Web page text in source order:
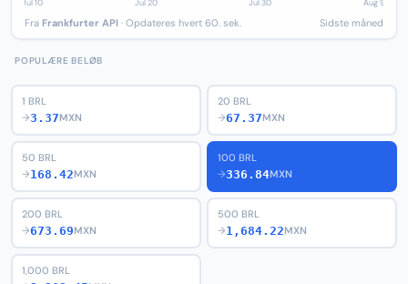
Fra Frankfurter API · Opdateres hvert 60. sek. Sidste måned
POPULÆRE BELØB
1 BRL
→3.37MXN
20 BRL
→67.37MXN
50 BRL
→168.42MXN
100 BRL
→336.84MXN
200 BRL
→673.69MXN
500 BRL
→1,684.22MXN
1,000 BRL